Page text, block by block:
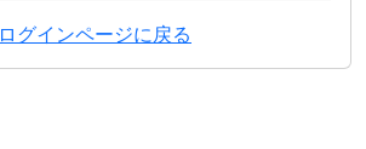
ログインページに戻る